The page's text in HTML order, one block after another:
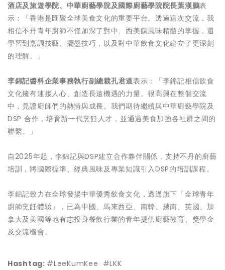
酒店及旅遊學院、中華廚藝學院及國際廚藝學院院長葉漢鵬表
示：「香港是匯聚全球美食文化的重要平台。透過這次交流，我
相信不丹青年廚師不僅加深了對中、西美饌風味精髓的掌握，還
學習到烹調技藝、擺盤技巧，以及對中華飲食文化建立了更深刻
的理解。」
李錦記醬料企業事務執行副總裁孔君道表示：「李錦記相信飲食
文化擁有連接人心、創造長遠機遇的力量。很高興在整個交流
中，見證廚師們的熱情與成長。我們期待繼續與中華廚藝學院及
DSP 合作，培育新一代烹飪人才，並通過美食加強各社群之間的
聯繫。」
自2025年起，李錦記與DSP建立合作夥伴關係，支持不丹的廚藝
培訓，將國際標準、經典風味及專業知識引入DSP的培訓課程。
李錦記致力在全球發揚中華優秀飲食文化，透過旗下「全球青年
廚師烹飪體驗」，已為中國、馬來西亞、南韓、越南、英國、加
拿大及美國等地有志投身餐飲行業的青年提供廚藝教育、獎學金
及交流機會。
Hashtag: #LeeKumKee #LKK